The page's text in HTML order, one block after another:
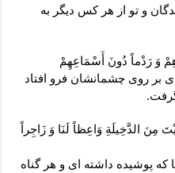
و تو از هر كس ديگر به
وَ رَدْماً دُونَ أَسْمَاعِهِمْ‏
بر روى چشمانشان فرو افتاد
الدَّخِيلَةِ وَاعِظاً لَنَا وَ زَاجِراً
پوشيده داشته ‏اى و هر گناه